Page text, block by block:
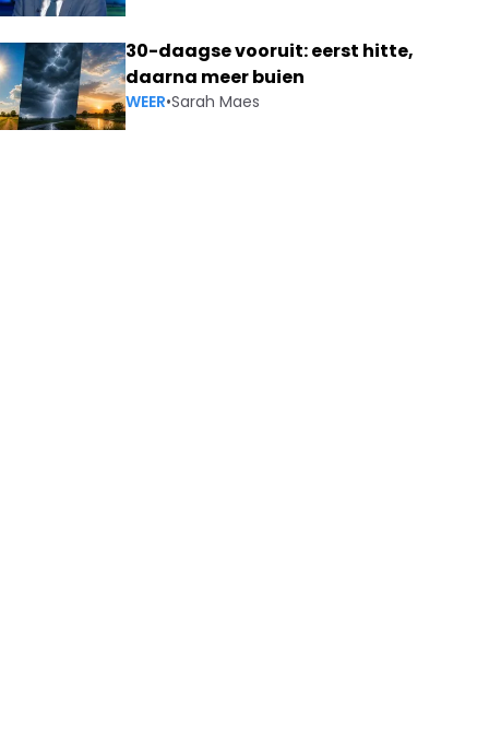
30-daagse vooruit: eerst hitte,
daarna meer buien
WEER•Sarah Maes